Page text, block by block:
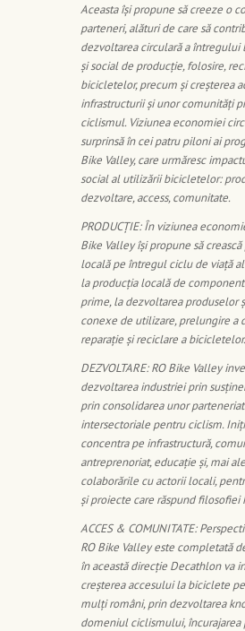
Aceasta îşi propune să creeze o
parteneri, alături de care să
dezvoltarea circulară a întregului
şi social de producţie, folosire,
bicicletelor, precum şi creşterea
infrastructurii şi unor comunităţi
ciclismul. Viziunea economiei
surprinsă în cei patru piloni ai
Bike Valley, care urmăresc
social al utilizării bicicletelor:
dezvoltare, access, comunitate.
PRODUCȚIE: În viziunea
Bike Valley îşi propune să
locală pe întregul ciclu de viaţă
la producţia locală de
prime, la dezvoltarea produselor
conexe de utilizare, prelungire a
reparaţie şi reciclare a bicicletelor.
DEZVOLTARE: RO Bike Valley
dezvoltarea industriei prin
prin consolidarea unor
intersectoriale pentru ciclism.
concentra pe infrastructură,
antreprenoriat, educaţie şi, mai
colaborările cu actorii locali,
şi proiecte care răspund filosofiei
ACCES & COMUNITATE:
RO Bike Valley este completată
în această direcție Decathlon va
creşterea accesului la biciclete
mulţi români, prin dezvoltarea
domeniul ciclismului, încurajarea